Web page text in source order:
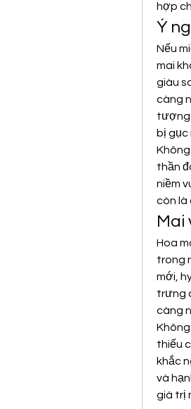
hợp
Ý
Nếu
mai
giàu
càng
tượng
bị gục
thần
niềm
còn là
Mai
Hoa
trong
mới,
trưng
càng
thiếu
khắc
và
giá trị